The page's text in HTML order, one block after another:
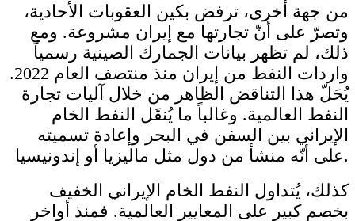
من جهة أُخرى، ترفض بكين العقوبات الأحادية،
وتصرّ على أنّ تجارتها مع إيران مشروعة. ومع
ذلك، لم تظهر بيانات الجمارك الصينية رسمياً
واردات النفط من إيران منذ منتصف العام 2022.
يُحَلّ هذا التناقض الظاهر من خلال آليات تجارة
النفط العالمية. وغالباً ما يُنقَل النفط الخام
الإيراني بين السفن في البحر وإعادة تسميته
على أنّه منشأ من دول مثل ماليزيا أو إندونيسيا.
كذلك، يُتداول النفط الخام الإيراني الخفيف
بخصم كبير على المعايير العالمية. فمنذ أواخر